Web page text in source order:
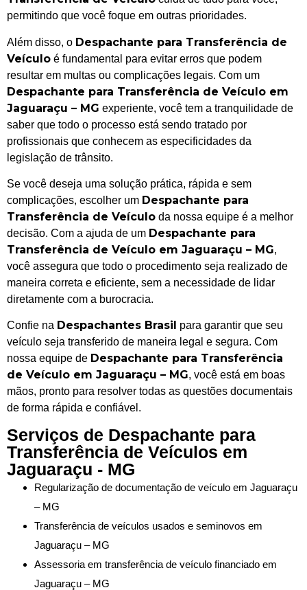
permitindo que você foque em outras prioridades.
Além disso, o Despachante para Transferência de
Veículo é fundamental para evitar erros que podem
resultar em multas ou complicações legais. Com um
Despachante para Transferência de Veículo em
Jaguaraçu – MG experiente, você tem a tranquilidade de
saber que todo o processo está sendo tratado por
profissionais que conhecem as especificidades da
legislação de trânsito.
Se você deseja uma solução prática, rápida e sem
complicações, escolher um Despachante para
Transferência de Veículo da nossa equipe é a melhor
decisão. Com a ajuda de um Despachante para
Transferência de Veículo em Jaguaraçu – MG,
você assegura que todo o procedimento seja realizado de
maneira correta e eficiente, sem a necessidade de lidar
diretamente com a burocracia.
Confie na Despachantes Brasil
para garantir que seu
veículo seja transferido de maneira legal e segura. Com
nossa equipe de Despachante para Transferência
de Veículo em Jaguaraçu – MG, você está em boas
mãos, pronto para resolver todas as questões documentais
de forma rápida e confiável.
Serviços de Despachante para
Transferência de Veículos em
Jaguaraçu - MG
Regularização de documentação de veículo em Jaguaraçu
– MG
Transferência de veículos usados e seminovos em
Jaguaraçu – MG
Assessoria em transferência de veículo financiado em
Jaguaraçu – MG